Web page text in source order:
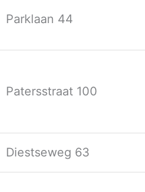
Parklaan 44
Patersstraat 100
Diestseweg 63